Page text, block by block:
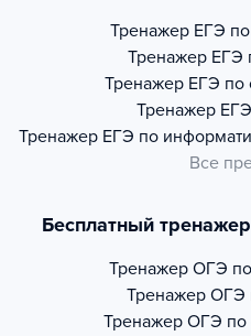
Тренажер ЕГЭ
Тренажер ЕГЭ
Тренажер ЕГЭ по
Тренажер
Тренажер ЕГЭ по
Все
Бесплатный
Тренажер ОГЭ
Тренажер ОГЭ
Тренажер ОГЭ по